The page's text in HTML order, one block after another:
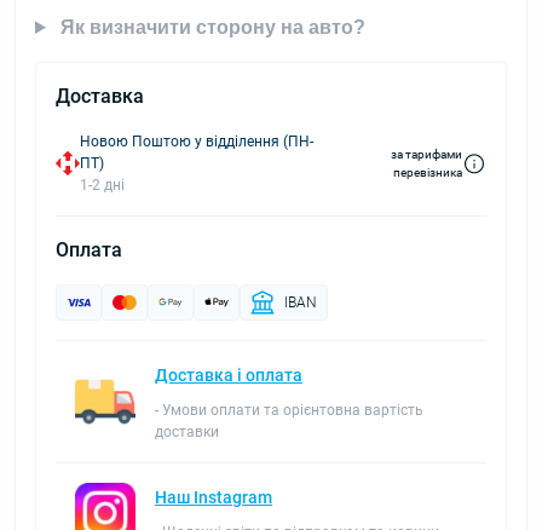
Як визначити сторону на авто?
Доставка
Новою Поштою у відділення (ПН-
ПТ)
1-2 дні
за тарифами
перевізника
Оплата
IBAN
Доставка і оплата
- Умови оплати та орієнтовна вартість
доставки
Наш Instagram